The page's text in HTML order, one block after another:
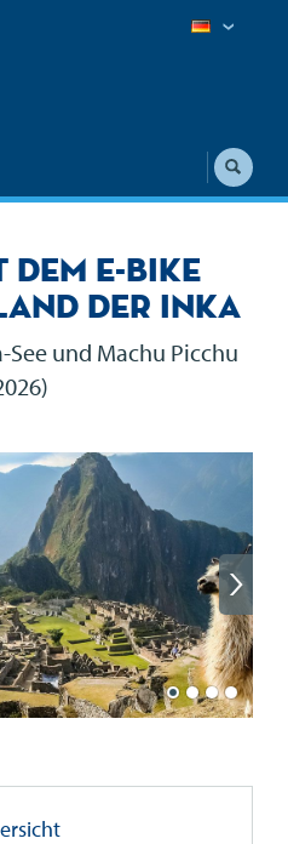
dem E-Bike
der Inka
See und Machu Picchu